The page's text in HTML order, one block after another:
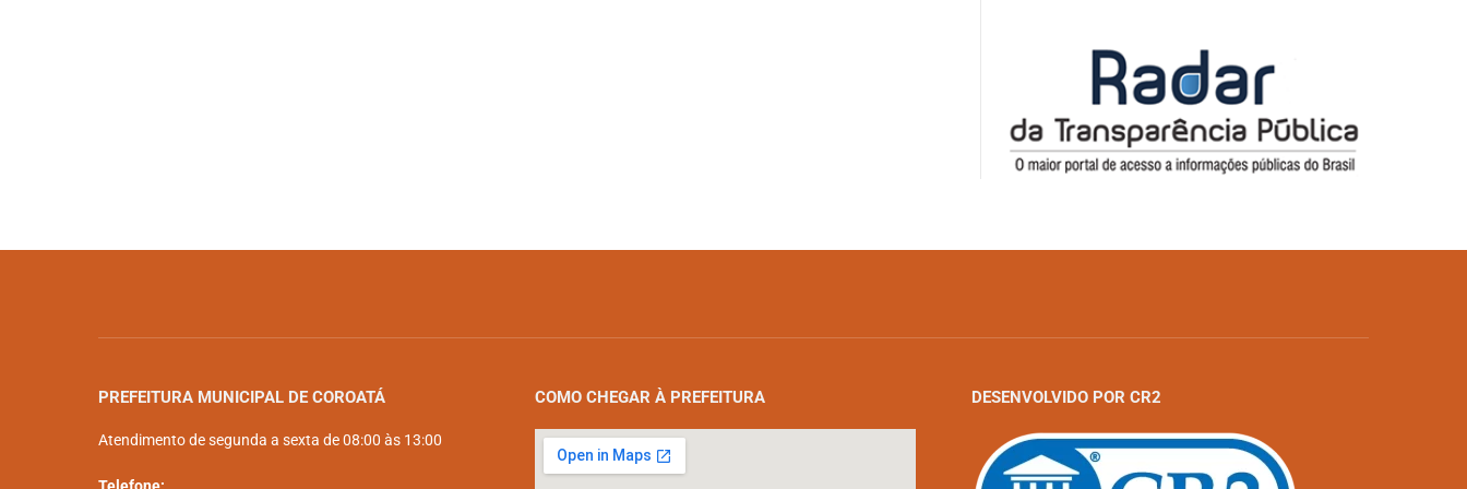
PREFEITURA MUNICIPAL DE COROATÁ
Atendimento de segunda a sexta de 08:00 às 13:00
COMO CHEGAR À PREFEITURA DESENVOLVIDO POR CR2